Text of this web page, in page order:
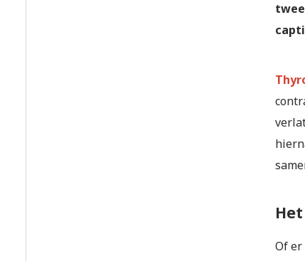
Of